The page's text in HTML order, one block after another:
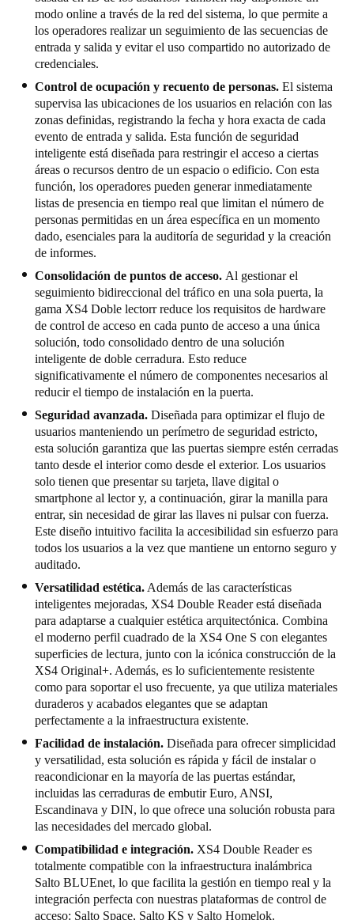
modo online a través de la red del sistema, lo que permite a
los operadores realizar un seguimiento de las secuencias de
entrada y salida y evitar el uso compartido no autorizado de
credenciales.
Control de ocupación y recuento de personas. El sistema
supervisa las ubicaciones de los usuarios en relación con las
zonas definidas, registrando la fecha y hora exacta de cada
evento de entrada y salida. Esta función de seguridad
inteligente está diseñada para restringir el acceso a ciertas
áreas o recursos dentro de un espacio o edificio. Con esta
función, los operadores pueden generar inmediatamente
listas de presencia en tiempo real que limitan el número de
personas permitidas en un área específica en un momento
dado, esenciales para la auditoría de seguridad y la creación
de informes.
Consolidación de puntos de acceso. Al gestionar el
seguimiento bidireccional del tráfico en una sola puerta, la
gama XS4 Doble lectorr reduce los requisitos de hardware
de control de acceso en cada punto de acceso a una única
solución, todo consolidado dentro de una solución
inteligente de doble cerradura. Esto reduce
significativamente el número de componentes necesarios al
reducir el tiempo de instalación en la puerta.
Seguridad avanzada. Diseñada para optimizar el flujo de
usuarios manteniendo un perímetro de seguridad estricto,
esta solución garantiza que las puertas siempre estén cerradas
tanto desde el interior como desde el exterior. Los usuarios
solo tienen que presentar su tarjeta, llave digital o
smartphone al lector y, a continuación, girar la manilla para
entrar, sin necesidad de girar las llaves ni pulsar con fuerza.
Este diseño intuitivo facilita la accesibilidad sin esfuerzo para
todos los usuarios a la vez que mantiene un entorno seguro y
auditado.
Versatilidad estética. Además de las características
inteligentes mejoradas, XS4 Double Reader está diseñada
para adaptarse a cualquier estética arquitectónica. Combina
el moderno perfil cuadrado de la XS4 One S con elegantes
superficies de lectura, junto con la icónica construcción de la
XS4 Original+. Además, es lo suficientemente resistente
como para soportar el uso frecuente, ya que utiliza materiales
duraderos y acabados elegantes que se adaptan
perfectamente a la infraestructura existente.
Facilidad de instalación. Diseñada para ofrecer simplicidad
y versatilidad, esta solución es rápida y fácil de instalar o
reacondicionar en la mayoría de las puertas estándar,
incluidas las cerraduras de embutir Euro, ANSI,
Escandinava y DIN, lo que ofrece una solución robusta para
las necesidades del mercado global.
Compatibilidad e integración. XS4 Double Reader es
totalmente compatible con la infraestructura inalámbrica
Salto BLUEnet, lo que facilita la gestión en tiempo real y la
integración perfecta con nuestras plataformas de control de
acceso: Salto Space, Salto KS y Salto Homelok.